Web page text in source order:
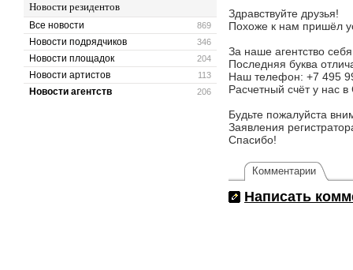
Новости резидентов
869
Все новости
346
Новости подрядчиков
204
Новости площадок
113
Новости артистов
206
Новости агентств
Здравствуйте друзья!
Похоже к нам пришёл
За наше агентство
Последняя буква
Наш телефон: +7 495
Расчетный счёт у нас
Будьте пожалуйста
Заявления
Спасибо!
Комментарии
Написать